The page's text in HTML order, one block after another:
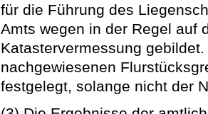
für die Führung des
Amts wegen in der Regel auf
Katastervermessung
nachgewiesenen
festgelegt, solange nicht der